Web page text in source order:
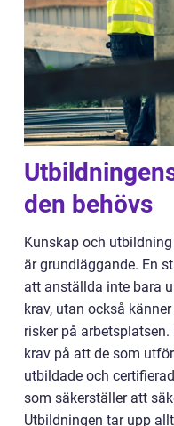
den behövs
Kunskap och
är grundläggande. En
att anställda inte bara
krav, utan också
risker på
krav på att de som
utbildade och
som säkerställer att
Utbildningen tar upp